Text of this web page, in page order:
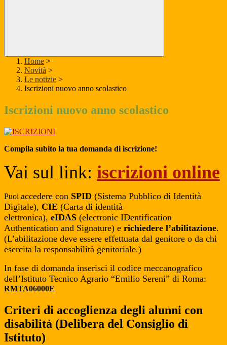
Home >
Novità >
Le notizie >
Iscrizioni nuovo anno scolastico
Iscrizioni nuovo anno scolastico
Compila subito la tua domanda di iscrizione!
Vai sul link: iscrizioni online
Puoi accedere con SPID (Sistema Pubblico di Identità
Digitale), CIE (Carta di identità
elettronica), eIDAS (electronic IDentification
Authentication and Signature) e richiedere l’abilitazione.
(L’abilitazione deve essere effettuata dal genitore o da chi
esercita la responsabilità genitoriale.)
In fase di domanda inserisci il codice meccanografico
dell’Istituto Tecnico Agrario “Emilio Sereni” di Roma:
RMTA06000E
Criteri di accoglienza degli alunni con
disabilità (Delibera del Consiglio di
Istituto)